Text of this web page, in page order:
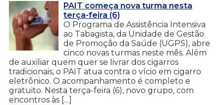
PAIT começa nova turma nesta
terça-feira (6)
O Programa de Assistência Intensiva
ao Tabagista, da Unidade de Gestão
de Promoção da Saúde (UGPS), abre
cinco novas turmas neste mês. Além
de auxiliar quem quer se livrar dos cigarros
tradicionais, o PAIT atua contra o vício em cigarro
eletrônico. O acompanhamento é completo e
gratuito. Nesta terça-feira (6), novo grupo, com
encontros às […]